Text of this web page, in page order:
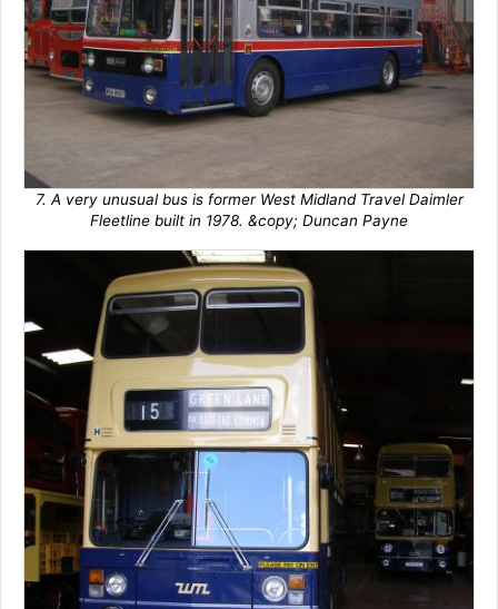
7. A very unusual bus is former West Midland Travel Daimler
Fleetline built in 1978. &copy; Duncan Payne